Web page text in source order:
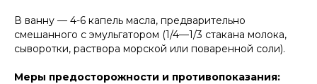
В ванну — 4-6 капель масла, предварительно
смешанного с эмульгатором (1/4—1/3 стакана молока,
сыворотки, раствора морской или поваренной соли).
Меры предосторожности и противопоказания: